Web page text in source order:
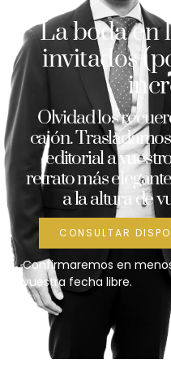
La boda en
invitados
Olvidad los
cajón.
editorial a
retrato más
a la altura de
CONSULTAR
Confirmaremos en
vuestra fecha libre.